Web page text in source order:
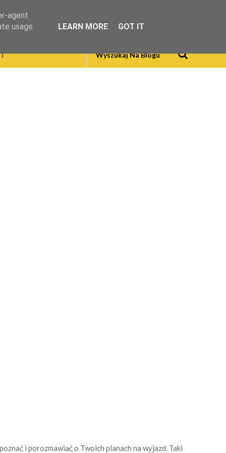
i porozmawiać o Twoich planach na wyjazd. Taki
agent
usage
LEARN MORE GOT IT